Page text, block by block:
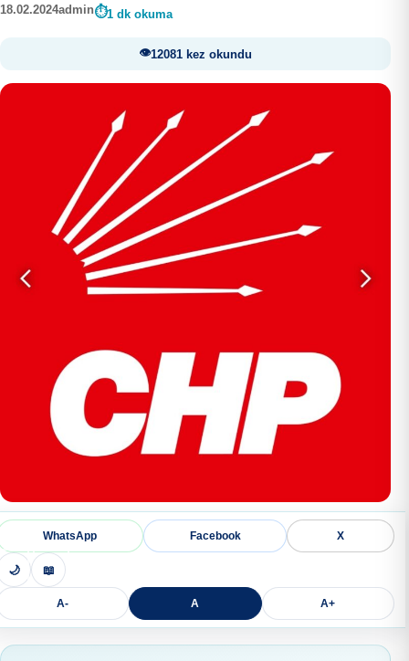
18.02.2024admin 1 dk okuma
12081 kez okundu
WhatsApp Facebook X
🌙 📖
A- A A+